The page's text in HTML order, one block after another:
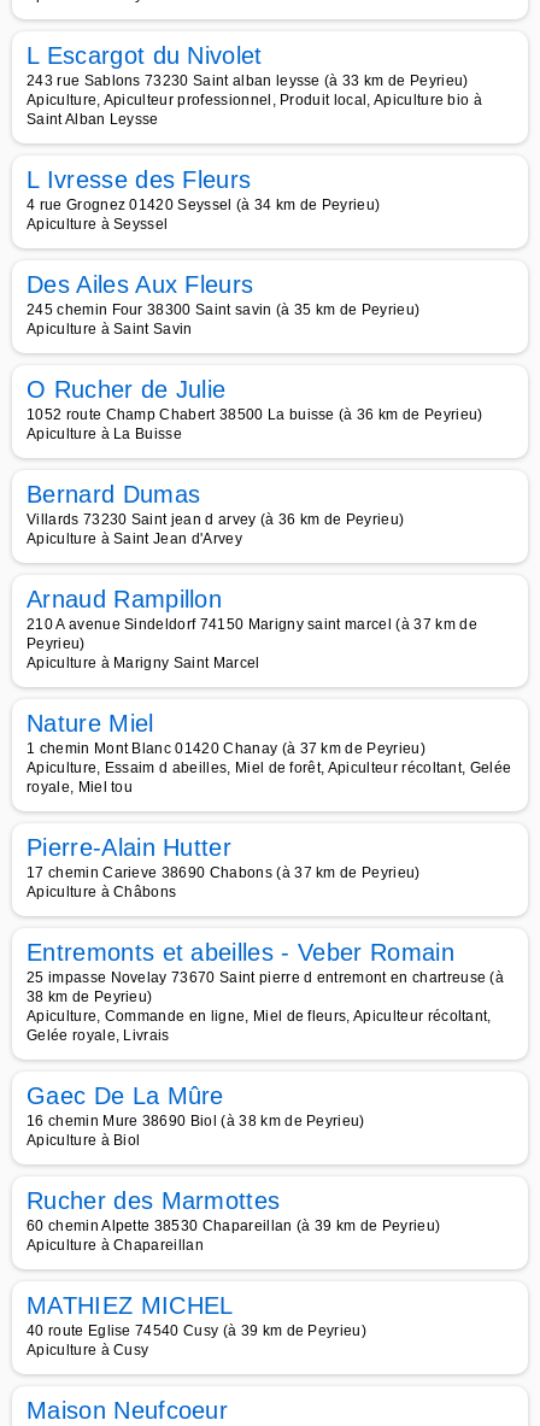
L Escargot du Nivolet
243 rue Sablons 73230 Saint alban leysse (à 33 km de Peyrieu)
Apiculture, Apiculteur professionnel, Produit local, Apiculture bio à
Saint Alban Leysse
L Ivresse des Fleurs
4 rue Grognez 01420 Seyssel (à 34 km de Peyrieu)
Apiculture à Seyssel
Des Ailes Aux Fleurs
245 chemin Four 38300 Saint savin (à 35 km de Peyrieu)
Apiculture à Saint Savin
O Rucher de Julie
1052 route Champ Chabert 38500 La buisse (à 36 km de Peyrieu)
Apiculture à La Buisse
Bernard Dumas
Villards 73230 Saint jean d arvey (à 36 km de Peyrieu)
Apiculture à Saint Jean d'Arvey
Arnaud Rampillon
210 A avenue Sindeldorf 74150 Marigny saint marcel (à 37 km de
Peyrieu)
Apiculture à Marigny Saint Marcel
Nature Miel
1 chemin Mont Blanc 01420 Chanay (à 37 km de Peyrieu)
Apiculture, Essaim d abeilles, Miel de forêt, Apiculteur récoltant, Gelée
royale, Miel tou
Pierre-Alain Hutter
17 chemin Carieve 38690 Chabons (à 37 km de Peyrieu)
Apiculture à Châbons
Entremonts et abeilles - Veber Romain
25 impasse Novelay 73670 Saint pierre d entremont en chartreuse (à
38 km de Peyrieu)
Apiculture, Commande en ligne, Miel de fleurs, Apiculteur récoltant,
Gelée royale, Livrais
Gaec De La Mûre
16 chemin Mure 38690 Biol (à 38 km de Peyrieu)
Apiculture à Biol
Rucher des Marmottes
60 chemin Alpette 38530 Chapareillan (à 39 km de Peyrieu)
Apiculture à Chapareillan
MATHIEZ MICHEL
40 route Eglise 74540 Cusy (à 39 km de Peyrieu)
Apiculture à Cusy
Maison Neufcoeur